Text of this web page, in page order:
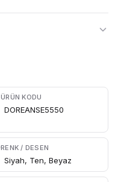
ÜRÜN KODU
DOREANSE5550
RENK / DESEN
Siyah, Ten, Beyaz